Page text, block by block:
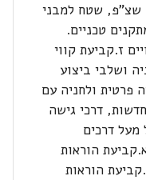
שצ"פ, שטח למבני
טכניים.
ז.קביעת קווי
ושלבי ביצוע
פרטית ולחניה עם
דרכי גישה
מעל דרכים
הוראות
הוראות